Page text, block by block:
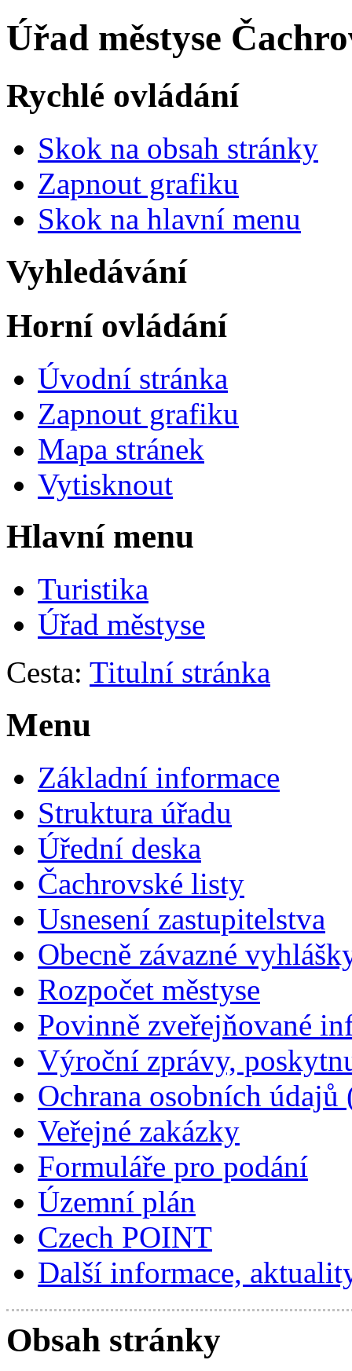
Úřad městyse
Rychlé ovládání
Skok na obsah stránky
Zapnout grafiku
Skok na hlavní menu
Vyhledávání
Horní ovládání
Úvodní stránka
Zapnout grafiku
Mapa stránek
Vytisknout
Hlavní menu
Turistika
Úřad městyse
Cesta: Titulní stránka
Menu
Základní informace
Struktura úřadu
Úřední deska
Čachrovské listy
Usnesení zastupitelstva
Obecně závazné
Rozpočet městyse
Povinně zveřejňované
Výroční zprávy,
Ochrana osobních údajů
Veřejné zakázky
Formuláře pro podání
Územní plán
Czech POINT
Další informace,
Obsah stránky